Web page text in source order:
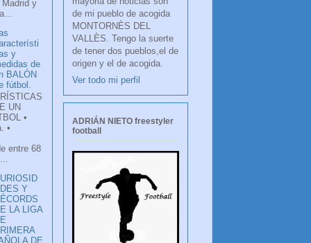
Madrid y
y
de
BALÓN
fútbol.
UN
•
•
entre 68
Y
LA LIGA
DE
de mi pueblo de acogida
MONTORNÈS DEL
VALLÈS. Tengo la suerte
de tener dos pueblos,el de
origen y el de acogida.
Ver todo mi perfil
ADRIÁN NIETO freestyler
football